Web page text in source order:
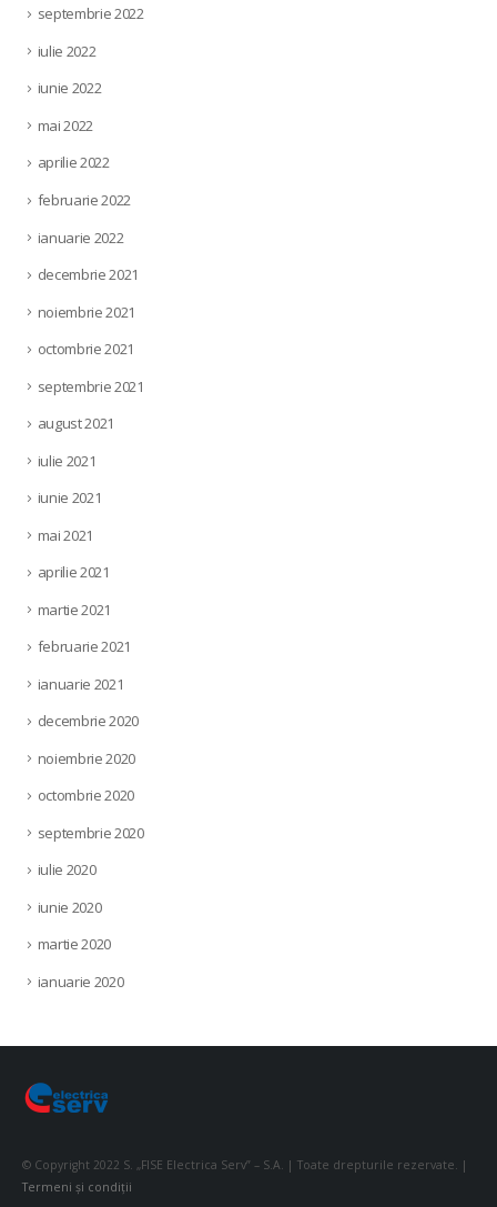
septembrie 2022
iulie 2022
iunie 2022
mai 2022
aprilie 2022
februarie 2022
ianuarie 2022
decembrie 2021
noiembrie 2021
octombrie 2021
septembrie 2021
august 2021
iulie 2021
iunie 2021
mai 2021
aprilie 2021
martie 2021
februarie 2021
ianuarie 2021
decembrie 2020
noiembrie 2020
octombrie 2020
septembrie 2020
iulie 2020
iunie 2020
martie 2020
ianuarie 2020
© Copyright 2022 S. „FISE Electrica Serv” – S.A. | Toate drepturile rezervate. |
Termeni și condiții